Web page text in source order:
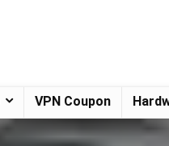
VPN Coupon